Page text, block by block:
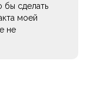
бы сделать
моей
не